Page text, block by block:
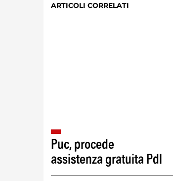
ARTICOLI CORRELATI
Puc, procede
assistenza gratuita Pdl